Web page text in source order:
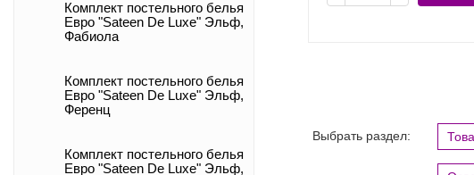
Комплект постельного белья
Евро "Sateen De Luxe" Эльф,
Фабиола
Комплект постельного белья
Евро "Sateen De Luxe" Эльф,
Ференц
Комплект постельного белья
Евро "Sateen De Luxe" Эльф,
Выбрать раздел: